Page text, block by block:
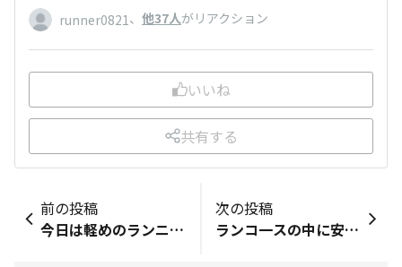
runner0821 、 他37人がリアクション
いいね
共有する
前の投稿
今日は軽めのランニング🏃‍♀️ 明日は恵方巻き食べて元気に走れる毎日を願おう^ ^
次の投稿
ランコ一スの中に安倍元首相の慰霊碑がありました この前高市さんも来られたようです！